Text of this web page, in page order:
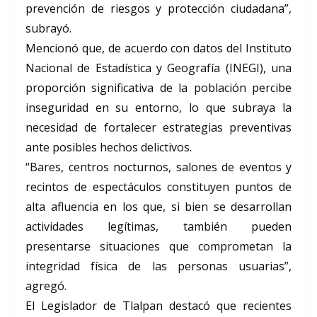
prevención de riesgos y protección ciudadana”,
subrayó.
Mencionó que, de acuerdo con datos del Instituto
Nacional de Estadística y Geografía (INEGI), una
proporción significativa de la población percibe
inseguridad en su entorno, lo que subraya la
necesidad de fortalecer estrategias preventivas
ante posibles hechos delictivos.
“Bares, centros nocturnos, salones de eventos y
recintos de espectáculos constituyen puntos de
alta afluencia en los que, si bien se desarrollan
actividades legítimas, también pueden
presentarse situaciones que comprometan la
integridad física de las personas usuarias”,
agregó.
El Legislador de Tlalpan destacó que recientes